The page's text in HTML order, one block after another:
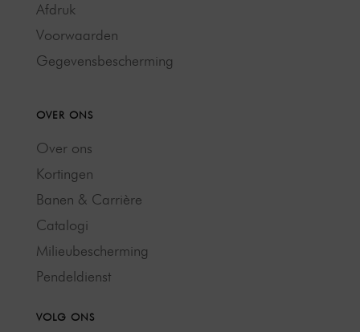
Afdruk
Voorwaarden
Gegevensbescherming
OVER ONS
Over ons
Kortingen
Banen & Carrière
Catalogi
Milieubescherming
Pendeldienst
VOLG ONS